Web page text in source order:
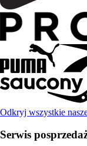
Odkryj wszystkie
Serwis